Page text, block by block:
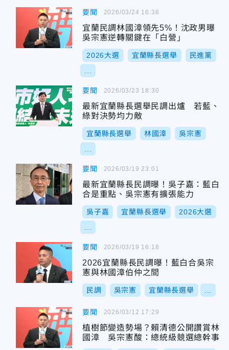
要聞
宜蘭民調林國漳領先5%！沈政男曝
吳宗憲逆轉關鍵在「白營」
2026大選 宜蘭縣長選舉 民進黨
2026/03/24 16:38
要聞
最新宜蘭縣長選舉民調出爐 若藍、
綠對決勢均力敵
宜蘭縣長選舉 林國漳 吳宗憲
2026/03/23 18:30
要聞
最新宜蘭縣長民調曝！吳子嘉：藍白
合是重點、吳宗憲有擴張能力
吳子嘉 宜蘭縣長選舉 2026大選
2026/03/19 23:01
要聞
2026宜蘭縣長民調曝！藍白合吳宗
憲與林國漳伯仲之間
民調 吳宗憲 宜蘭縣長選舉
2026/03/19 16:18
要聞
植樹節變造勢場？賴清德公開讚賞林
國漳 吳宗憲酸：總統級競選總幹事
2026/03/12 17:29